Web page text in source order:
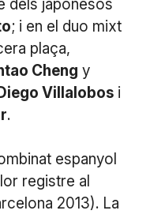
dels japonesos
; i en el duo mixt
plaça,
Cheng y
Villalobosi
.
espanyol
registre al
2013). La